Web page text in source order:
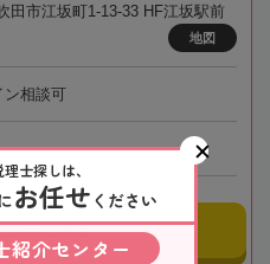
田市江坂町1-13-33 HF江坂駅前
地図
ン相談可
メールする
士探しは、
にお任せ ください
紹介センター